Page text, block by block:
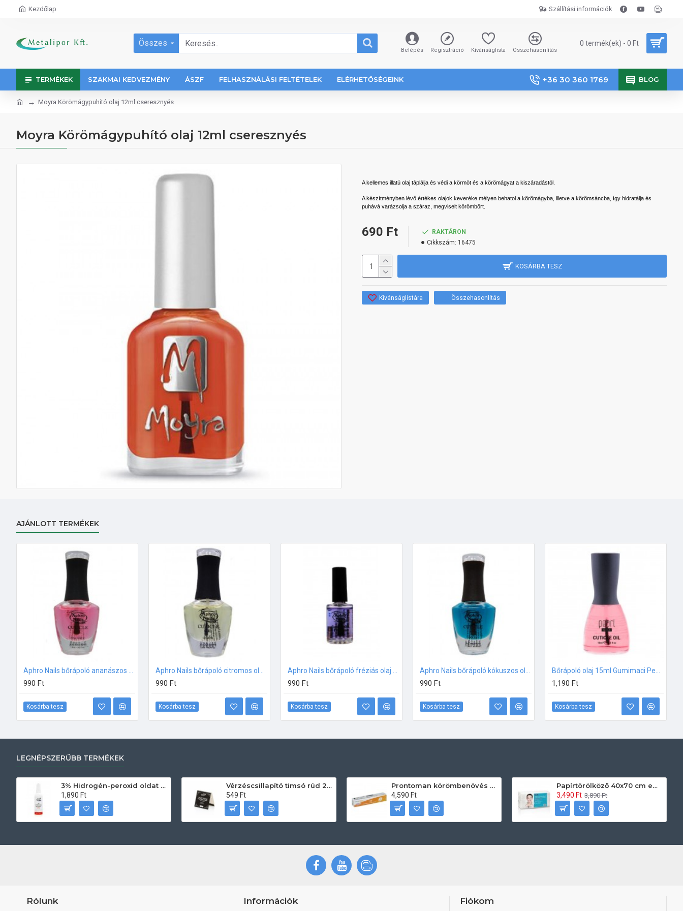
Kezdőlap Szállítási információk
Összes
Belépés Regisztráció Kívánságlista Összehasonlítás
0 termék(ek) - 0 Ft
TERMÉKEK SZAKMAI KEDVEZMÉNY ÁSZF FELHASZNÁLÁSI FELTÉTELEK ELÉRHETŐSÉGEINK +36 30 360 1769 BLOG
Moyra Körömágypuhító olaj 12ml cseresznyés
Moyra Körömágypuhító olaj 12ml cseresznyés
A kellemes illatú olaj táplálja és védi a körmöt és a körömágyat a kiszáradástól.
A készítményben lévő értékes olajok keveréke mélyen behatol a körömágyba, illetve a körömsáncba, így hidratálja és
puhává varázsolja a száraz, megviselt körömbőrt.
690 Ft
RAKTÁRON
Cikkszám: 16475
KOSÁRBA TESZ
Kívánságlistára Összehasonlítás
AJÁNLOTT TERMÉKEK
990 Ft
Kosárba tesz
990 Ft
Kosárba tesz
990 Ft
Kosárba tesz
990 Ft
Kosárba tesz
1,190 Ft
Kosárba tesz
LEGNÉPSZERŰBB TERMÉKEK
3% Hidrogén-peroxid oldat (sebfertőtlenítő) 100ml
1,890 Ft
Vérzéscsillapító timsó rúd 20db
549 Ft
Prontoman körömbenövés kezelő gél tamponáláshoz 20 ml
4,590 Ft
Papírtörölköző 40x70 cm egyszerhasználatos 60db/csomag
3,490 Ft 3,890 Ft
Rólunk Információk Fiókom